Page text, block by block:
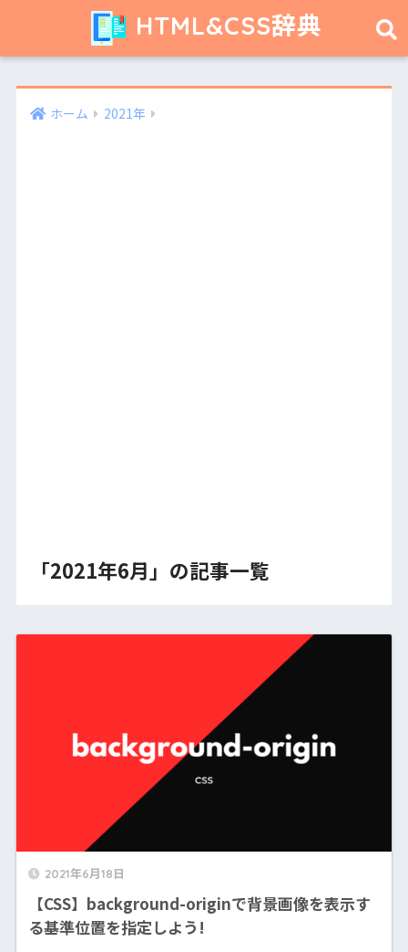
HTML&CSS辞典
ホーム 2021年
「2021年6月」の記事一覧
2021年6月18日
【CSS】background-originで背景画像を表示す
る基準位置を指定しよう!